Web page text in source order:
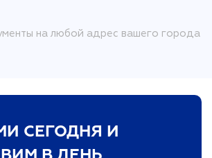
на любой адрес вашего города
СЕГОДНЯ И